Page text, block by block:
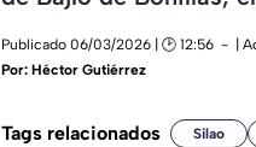
Publicado 06/03/2026 | 🕑 12:56
|
Por: Héctor Gutiérrez
Tags relacionados Silao